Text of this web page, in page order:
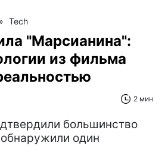
» Tech
"Марсианина":
из фильма
2 мин
большинство
один